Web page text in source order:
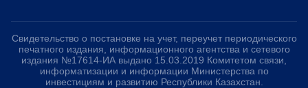
Свидетельство о постановке на учет, переучет периодического
печатного издания, информационного агентства и сетевого
издания №17614-ИА выдано 15.03.2019 Комитетом связи,
информатизации и информации Министерства по
инвестициям и развитию Республики Казахстан.